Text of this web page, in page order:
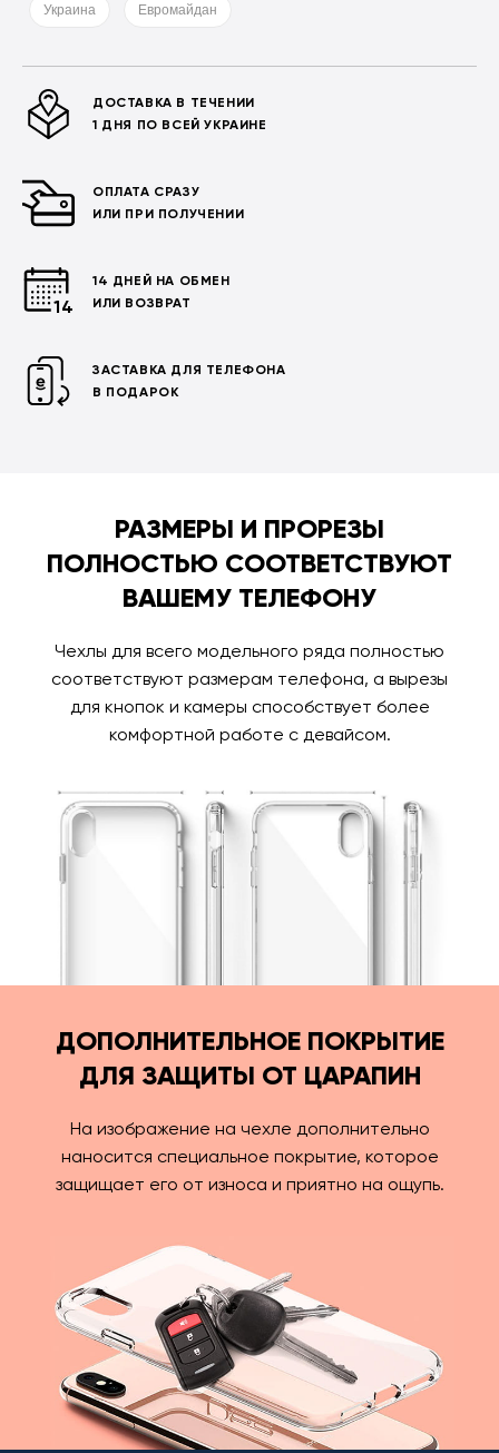
Украина Евромайдан
ДОСТАВКА В ТЕЧЕНИИ
1 ДНЯ ПО ВСЕЙ УКРАИНЕ
ОПЛАТА СРАЗУ
ИЛИ ПРИ ПОЛУЧЕНИИ
14 ДНЕЙ НА ОБМЕН
ИЛИ ВОЗВРАТ
ЗАСТАВКА ДЛЯ ТЕЛЕФОНА
В ПОДАРОК
РАЗМЕРЫ И ПРОРЕЗЫ
ПОЛНОСТЬЮ СООТВЕТСТВУЮТ
ВАШЕМУ ТЕЛЕФОНУ
Чехлы для всего модельного ряда полностью
соответствуют размерам телефона, а вырезы
для кнопок и камеры способствует более
комфортной работе с девайсом.
ДОПОЛНИТЕЛЬНОЕ ПОКРЫТИЕ
ДЛЯ ЗАЩИТЫ ОТ ЦАРАПИН
На изображение на чехле дополнительно
наносится специальное покрытие, которое
защищает его от износа и приятно на ощупь.